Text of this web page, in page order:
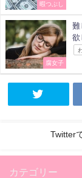
暇つぶし
腐女子
難
欲
Twitter
カテゴリー